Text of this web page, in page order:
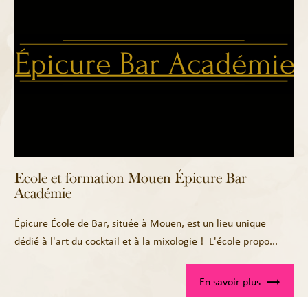
Ecole et formation Mouen Épicure Bar
Académie
Épicure École de Bar, située à Mouen, est un lieu unique
dédié à l'art du cocktail et à la mixologie ! L'école propo...
En savoir plus